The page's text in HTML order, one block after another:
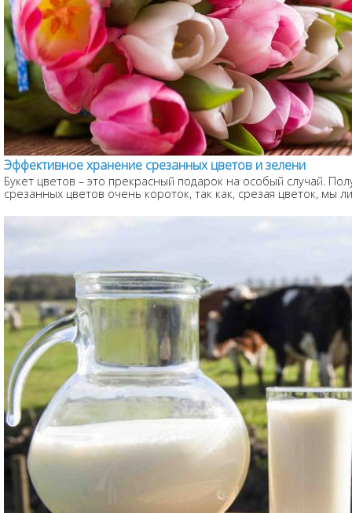
Эффективное хранение срезанных цветов и зелени
Букет цветов – это прекрасный подарок на особый случай.
срезанных цветов очень короток, так как, срезая цветок, мы